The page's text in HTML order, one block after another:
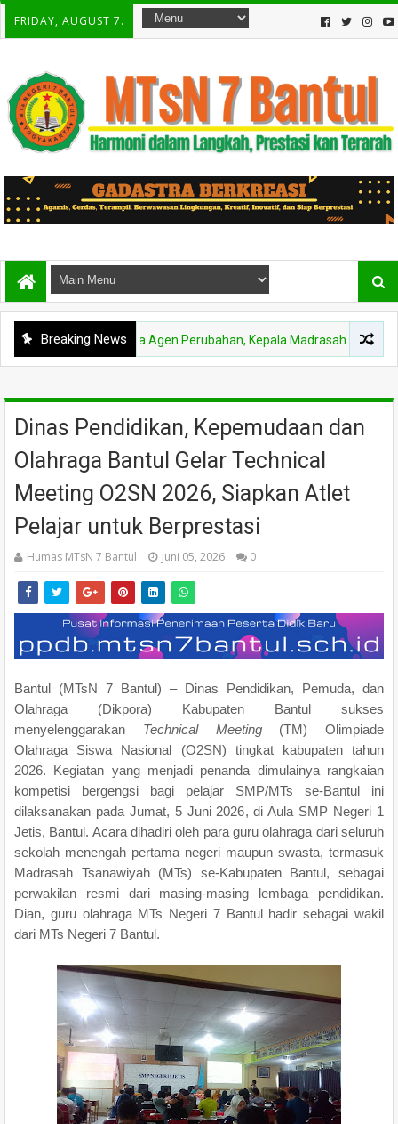
FRIDAY, AUGUST 7.
Breaking News
Tetapkan Tiga Agen Perubahan, Kepala Madrasah: “Gas Pol”
Dinas Pendidikan, Kepemudaan dan
Olahraga Bantul Gelar Technical
Meeting O2SN 2026, Siapkan Atlet
Pelajar untuk Berprestasi
Humas MTsN 7 Bantul Juni 05, 2026 0
Bantul (MTsN 7 Bantul) – Dinas Pendidikan, Pemuda, dan
Olahraga (Dikpora) Kabupaten Bantul sukses
menyelenggarakan Technical Meeting(TM) Olimpiade
Olahraga Siswa Nasional (O2SN) tingkat kabupaten tahun
2026. Kegiatan yang menjadi penanda dimulainya rangkaian
kompetisi bergengsi bagi pelajar SMP/MTs se-Bantul ini
dilaksanakan pada Jumat, 5 Juni 2026, di Aula SMP Negeri 1
Jetis, Bantul. Acara dihadiri oleh para guru olahraga dari seluruh
sekolah menengah pertama negeri maupun swasta, termasuk
Madrasah Tsanawiyah (MTs) se-Kabupaten Bantul, sebagai
perwakilan resmi dari masing-masing lembaga pendidikan.
Dian, guru olahraga MTs Negeri 7 Bantul hadir sebagai wakil
dari MTs Negeri 7 Bantul.